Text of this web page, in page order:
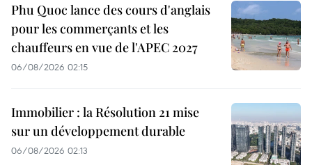
Phu Quoc lance des cours d'anglais
pour les commerçants et les
chauffeurs en vue de l'APEC 2027
06/08/2026 02:15
Immobilier : la Résolution 21 mise
sur un développement durable
06/08/2026 02:13